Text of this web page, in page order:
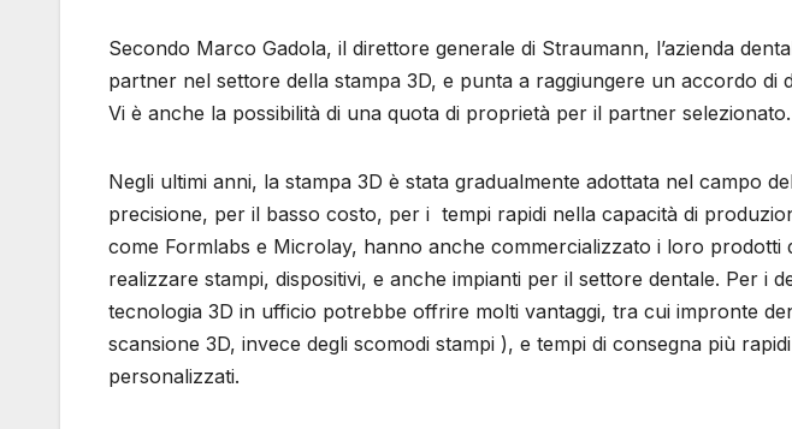
Secondo Marco Gadola, il direttore generale di Straumann, l’azienda
partner nel settore della stampa 3D, e punta a raggiungere un accordo di
Vi è anche la possibilità di una quota di proprietà per il partner selezionato.
Negli ultimi anni, la stampa 3D è stata gradualmente adottata nel campo
precisione, per il basso costo, per i tempi rapidi nella capacità di
come Formlabs e Microlay, hanno anche commercializzato i loro prodotti
realizzare stampi, dispositivi, e anche impianti per il settore dentale. Per i
tecnologia 3D in ufficio potrebbe offrire molti vantaggi, tra cui impronte
scansione 3D, invece degli scomodi stampi ), e tempi di consegna più
personalizzati.